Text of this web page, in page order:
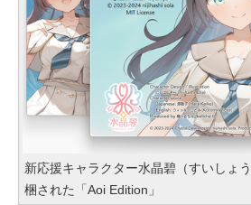
新応援キャラクター水晶碧（すいしょ
梱された「Aoi Edition」